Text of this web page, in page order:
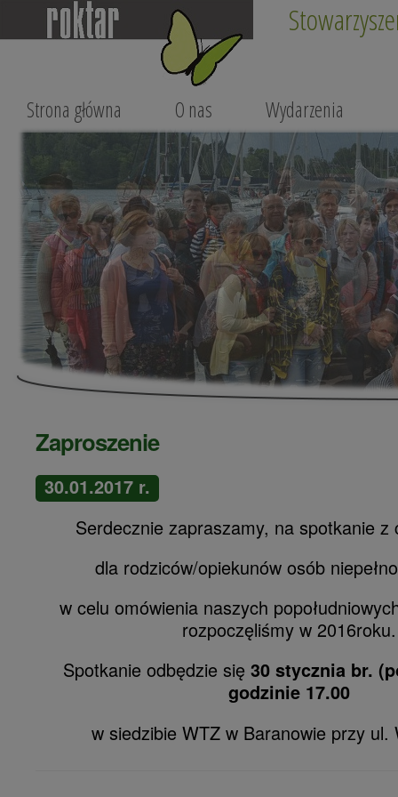
Strona główna O nas Wydarzenia
Zaproszenie
30.01.2017 r.
Serdecznie zapraszamy, na spotkanie z
dla rodziców/opiekunów osób
w celu omówienia naszych
rozpoczęliśmy w 2016roku.
Spotkanie odbędzie się 30 stycznia br.
godzinie 17.00
w siedzibie WTZ w Baranowie przy ul.